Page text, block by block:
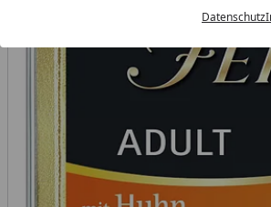
Datenschutz